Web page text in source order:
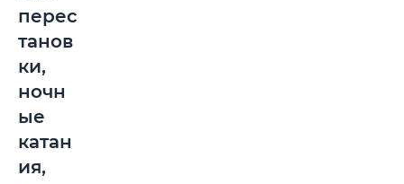
перес
танов
ки,
ночн
ые
катан
ия,